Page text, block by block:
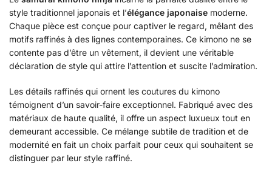
style traditionnel japonais et l’élégance japonaise moderne.
Chaque pièce est conçue pour captiver le regard, mêlant des
motifs raffinés à des lignes contemporaines. Ce kimono ne se
contente pas d’être un vêtement, il devient une véritable
déclaration de style qui attire l’attention et suscite l’admiration.
Les détails raffinés qui ornent les coutures du kimono
témoignent d’un savoir-faire exceptionnel. Fabriqué avec des
matériaux de haute qualité, il offre un aspect luxueux tout en
demeurant accessible. Ce mélange subtile de tradition et de
modernité en fait un choix parfait pour ceux qui souhaitent se
distinguer par leur style raffiné.